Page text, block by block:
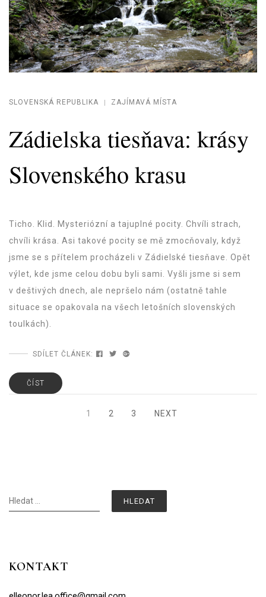
SLOVENSKÁ REPUBLIKA ZAJÍMAVÁ MÍSTA
Zádielska tiesňava: krásy
Slovenského krasu
Ticho. Klid. Mysteriózní a tajuplné pocity. Chvíli strach,
chvíli krása. Asi takové pocity se mě zmocňovaly, když
jsme se s přítelem procházeli v Zádielské tiesňave. Opět
výlet, kde jsme celou dobu byli sami. Vyšli jsme si sem
v deštivých dnech, ale nepršelo nám (ostatně tahle
situace se opakovala na všech letošních slovenských
toulkách).
SDÍLET ČLÁNEK:
ČÍST
PAGE
1
PAGE
2
PAGE
3 NEXT
Vyhledávání
KONTAKT